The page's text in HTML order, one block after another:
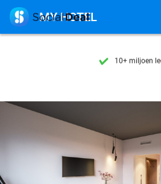
7 dagen per week
10+ miljoen
 MY HOTEL